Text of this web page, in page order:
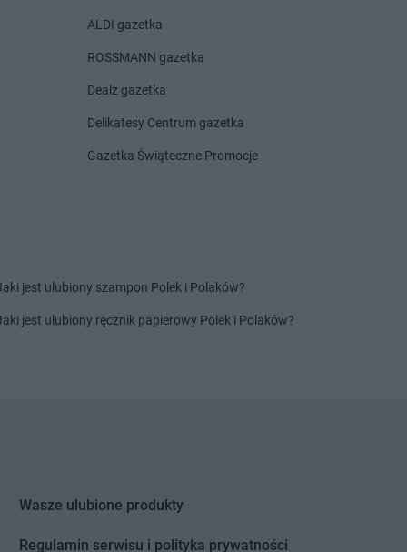
ALDI gazetka
ROSSMANN gazetka
Dealz gazetka
Delikatesy Centrum gazetka
Gazetka Świąteczne Promocje
jest ulubiony szampon Polek i Polaków?
jest ulubiony ręcznik papierowy Polek i Polaków?
Wasze ulubione produkty
Regulamin serwisu i polityka prywatności